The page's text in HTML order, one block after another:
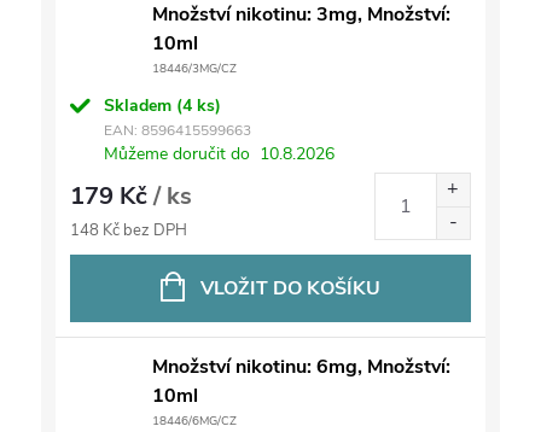
Množství nikotinu: 3mg, Množství:
10ml
18446/3MG/CZ
Skladem (4 ks)
EAN: 8596415599663
Můžeme doručit do 10.8.2026
179 Kč/ ks
148 Kč bez DPH
VLOŽIT DO KOŠÍKU
Množství nikotinu: 6mg, Množství:
10ml
18446/6MG/CZ